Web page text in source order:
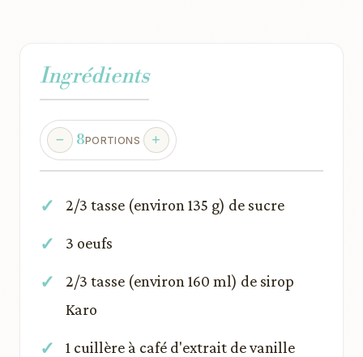
Ingrédients
8PORTIONS
2/3 tasse (environ 135 g) de sucre
3 oeufs
2/3 tasse (environ 160 ml) de sirop
Karo
1 cuillère à café d'extrait de vanille